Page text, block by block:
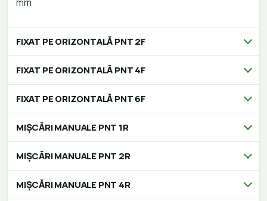
FIXAT PE ORIZONTALĂ PNT 2F
FIXAT PE ORIZONTALĂ PNT 4F
FIXAT PE ORIZONTALĂ PNT 6F
MIȘCĂRI MANUALE PNT 1R
MIȘCĂRI MANUALE PNT 2R
MIȘCĂRI MANUALE PNT 4R